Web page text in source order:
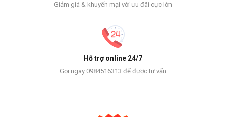
Giảm giá & khuyến mại với ưu đãi cực lớn
Hỗ trợ online 24/7
Gọi ngay 0984516313 để được tư vấn